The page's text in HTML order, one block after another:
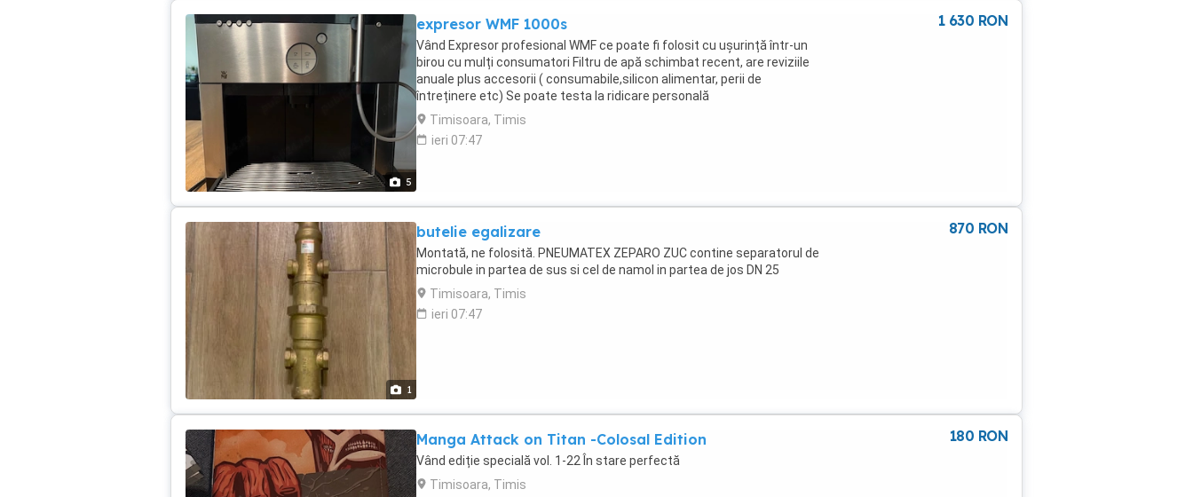
5
expresor WMF 1000s
Vând Expresor profesional WMF ce poate fi folosit cu ușurință într-un
birou cu mulți consumatori Filtru de apă schimbat recent, are reviziile
anuale plus accesorii ( consumabile,silicon alimentar, perii de
întreținere etc) Se poate testa la ridicare personală
Timisoara, Timis
ieri 07:47
1 630 RON
1
butelie egalizare
Montată, ne folosită. PNEUMATEX ZEPARO ZUC contine separatorul de
microbule in partea de sus si cel de namol in partea de jos DN 25
Timisoara, Timis
ieri 07:47
870 RON
Manga Attack on Titan -Colosal Edition
Vând ediție specială vol. 1-22 În stare perfectă
Timisoara, Timis
180 RON